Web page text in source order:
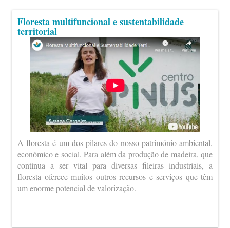
Floresta multifuncional e sustentabilidade
territorial
A floresta é um dos pilares do nosso património ambiental,
económico e social. Para além da produção de madeira, que
continua a ser vital para diversas fileiras industriais, a
floresta oferece muitos outros recursos e serviços que têm
um enorme potencial de valorização.